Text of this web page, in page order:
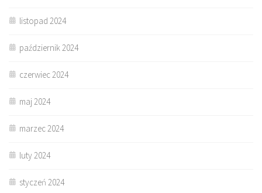
listopad 2024
październik 2024
czerwiec 2024
maj 2024
marzec 2024
luty 2024
styczeń 2024